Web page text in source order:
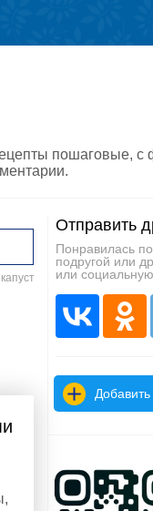
пошаговые, с
Отправить
Понравилась
подругой или
или социальную
Добавить